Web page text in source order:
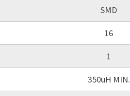
SMD
16
1
350uH MIN.